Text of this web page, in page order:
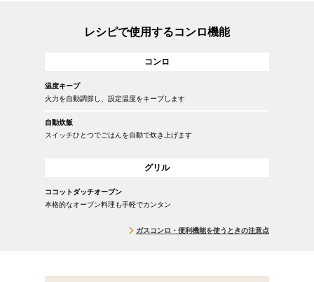
レシピで使用するコンロ機能
コンロ
温度キープ
火力を自動調節し、設定温度をキープします
自動炊飯
スイッチひとつでごはんを自動で炊き上げます
グリル
ココットダッチオーブン
本格的なオーブン料理も手軽でカンタン
ガスコンロ・便利機能を使うときの注意点